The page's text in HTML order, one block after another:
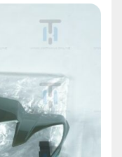
giỏ hàng